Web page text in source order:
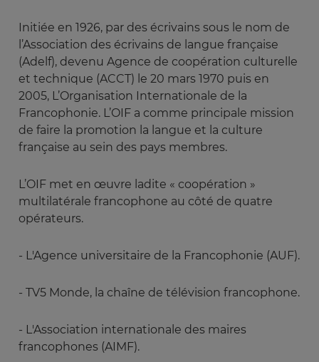
Initiée en 1926, par des écrivains sous le nom de
l’Association des écrivains de langue française
(Adelf), devenu Agence de coopération culturelle
et technique (ACCT) le 20 mars 1970 puis en
2005, L’Organisation Internationale de la
Francophonie. L’OIF a comme principale mission
de faire la promotion la langue et la culture
française au sein des pays membres.
L’OIF met en œuvre ladite « coopération »
multilatérale francophone au côté de quatre
opérateurs.
- L'Agence universitaire de la Francophonie (AUF).
- TV5 Monde, la chaîne de télévision francophone.
- L'Association internationale des maires
francophones (AIMF).